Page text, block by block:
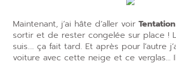
Maintenant, j’ai hâte d’aller voir Tentation
sortir et de rester congelée sur place !
suis…. ça fait tard. Et après pour l’autre
voiture avec cette neige et ce verglas…